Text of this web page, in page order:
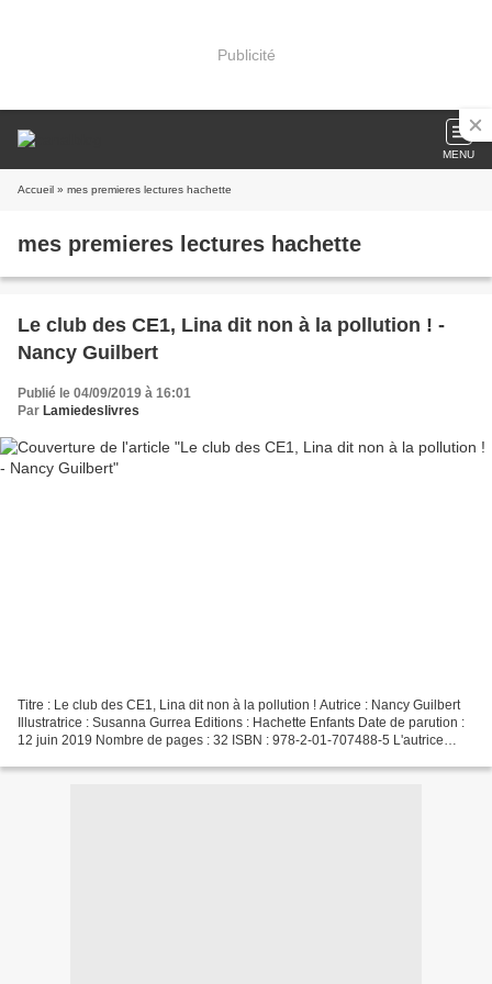
Publicité
MENU
Accueil » mes premieres lectures hachette
mes premieres lectures hachette
Le club des CE1, Lina dit non à la pollution ! -
Nancy Guilbert
Publié le 04/09/2019 à 16:01
Par Lamiedeslivres
Titre : Le club des CE1, Lina dit non à la pollution ! Autrice : Nancy Guilbert
Illustratrice : Susanna Gurrea Editions : Hachette Enfants Date de parution :
12 juin 2019 Nombre de pages : 32 ISBN : 978-2-01-707488-5 L'autrice